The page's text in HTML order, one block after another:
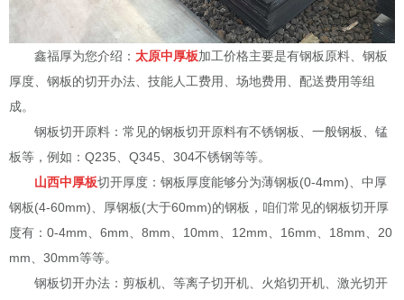
鑫福厚为您介绍： 太原中厚板加工价格主要是有钢板原料、钢板
厚度、钢板的切开办法、技能人工费用、场地费用、配送费用等组
成。
钢板切开原料：常见的钢板切开原料有不锈钢板、一般钢板、锰
板等，例如：Q235、Q345、304不锈钢等等。
山西中厚板切开厚度：钢板厚度能够分为薄钢板(0-4mm)、中厚
钢板(4-60mm)、厚钢板(大于60mm)的钢板，咱们常见的钢板切开厚
度有：0-4mm、6mm、8mm、10mm、12mm、16mm、18mm、20
mm、30mm等等。
钢板切开办法：剪板机、等离子切开机、火焰切开机、激光切开